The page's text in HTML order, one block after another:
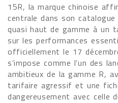
15R, la marque chinoise
centrale dans son catalogue
quasi haut de gamme à un
sur les performances
officiellement le 17
s’impose comme l’un des
ambitieux de la gamme R,
tarifaire agressif et une
dangereusement avec celle